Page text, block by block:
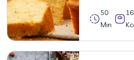
50
Min